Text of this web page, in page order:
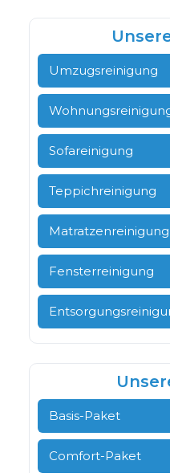
Umzugsreinigung
Sofareinigung
Teppichreinigung
Matratzenreinigung
Fensterreinigung
Basis-Paket
Comfort-Paket